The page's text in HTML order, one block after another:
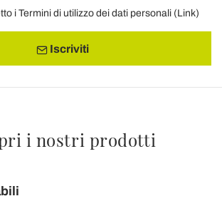
i Termini di utilizzo dei dati personali (Link)
Iscriviti
i nostri prodotti